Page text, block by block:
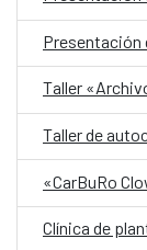
Taller de
Clínica de